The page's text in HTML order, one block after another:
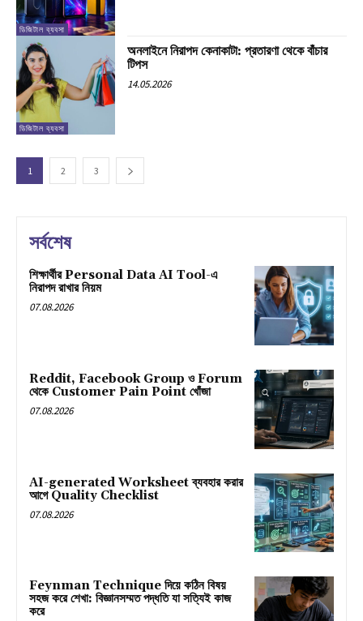
ডিজিটাল ব্যবসা
ডিজিটাল ব্যবসা
অনলাইনে নিরাপদ কেনাকাটা: প্রতারণা থেকে বাঁচার
টিপস
14.05.2026
1 2 3
সর্বশেষ
শিক্ষার্থীর Personal Data AI Tool-এ
নিরাপদ রাখার নিয়ম
07.08.2026
Reddit, Facebook Group ও Forum
থেকে Customer Pain Point খোঁজা
07.08.2026
AI-generated Worksheet ব্যবহার করার
আগে Quality Checklist
07.08.2026
Feynman Technique দিয়ে কঠিন বিষয়
সহজ করে শেখা: বিজ্ঞানসম্মত পদ্ধতি যা সত্যিই কাজ
করে